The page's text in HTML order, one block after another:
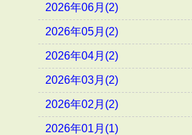
2026年06月(2)
2026年05月(2)
2026年04月(2)
2026年03月(2)
2026年02月(2)
2026年01月(1)